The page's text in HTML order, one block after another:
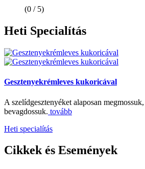
(0 / 5)
Heti Specialítás
Gesztenyekrémleves kukoricával
A szelídgesztenyéket alaposan
bevagdossuk. tovább
Heti specialítás
Cikkekés Események